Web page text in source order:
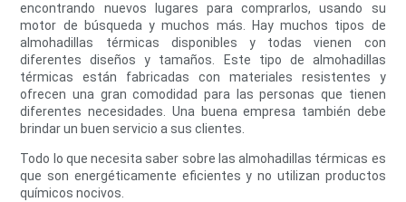
encontrando nuevos lugares para comprarlos, usando su
motor de búsqueda y muchos más. Hay muchos tipos de
almohadillas térmicas disponibles y todas vienen con
diferentes diseños y tamaños. Este tipo de almohadillas
térmicas están fabricadas con materiales resistentes y
ofrecen una gran comodidad para las personas que tienen
diferentes necesidades. Una buena empresa también debe
brindar un buen servicio a sus clientes.
Todo lo que necesita saber sobre las almohadillas térmicas es
que son energéticamente eficientes y no utilizan productos
químicos nocivos.